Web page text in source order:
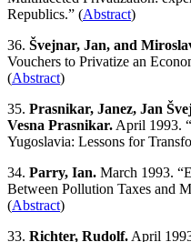
Republics.” (Abstract)
36. Švejnar, Jan, and
Vouchers to Privatize an
(Abstract)
35. Prasnikar, Janez, Jan
Vesna Prasnikar. April 1993.
Yugoslavia: Lessons for
34. Parry, Ian. March 1993.
Between Pollution Taxes and
(Abstract)
33. Richter, Rudolf. April